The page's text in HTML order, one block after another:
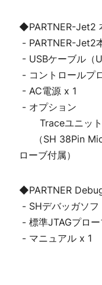
◆PARTNER-Jet2
ローブ付属）
◆PARTNER